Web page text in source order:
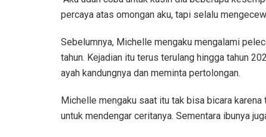
percaya atas omongan aku, tapi selalu
Sebelumnya, Michelle mengaku mengalami
tahun. Kejadian itu terus terulang hingga tahun
ayah kandungnya dan meminta pertolongan.
Michelle mengaku saat itu tak bisa bicara
untuk mendengar ceritanya. Sementara ibunya